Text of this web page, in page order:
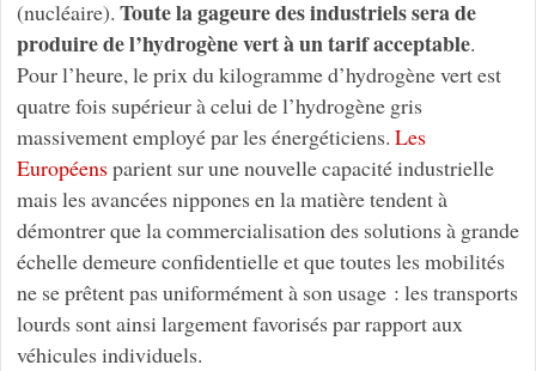
(nucléaire). Toute la gageure des industriels sera de
produire de l’hydrogène vert à un tarif acceptable.
Pour l’heure, le prix du kilogramme d’hydrogène vert est
quatre fois supérieur à celui de l’hydrogène gris
massivement employé par les énergéticiens. Les
Européensparient sur une nouvelle capacité industrielle
mais les avancées nippones en la matière tendent à
démontrer que la commercialisation des solutions à grande
échelle demeure confidentielle et que toutes les mobilités
ne se prêtent pas uniformément à son usage : les transports
lourds sont ainsi largement favorisés par rapport aux
véhicules individuels.